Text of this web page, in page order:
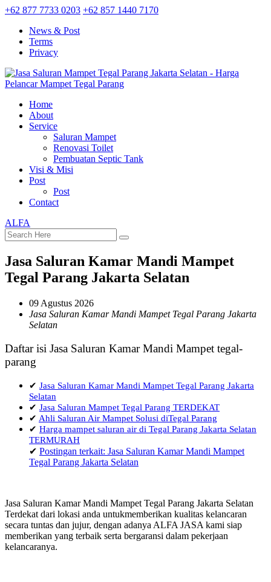
+62 877 7733 0203 +62 857 1440 7170
News & Post
Terms
Privacy
Home
About
Service
Saluran Mampet
Renovasi Toilet
Pembuatan Septic Tank
Visi & Misi
Post
Post
Contact
ALFA
Jasa Saluran Kamar Mandi Mampet
Tegal Parang Jakarta Selatan
09 Agustus 2026
Jasa Saluran Kamar Mandi Mampet Tegal Parang Jakarta
Selatan
Daftar isi Jasa Saluran Kamar Mandi Mampet tegal-
parang
✔ Jasa Saluran Kamar Mandi Mampet Tegal Parang Jakarta
Selatan
✔ Jasa Saluran Mampet Tegal Parang TERDEKAT
✔ Ahli Saluran Air Mampet Solusi diTegal Parang
✔ Harga mampet saluran air di Tegal Parang Jakarta Selatan
TERMURAH
✔ Postingan terkait: Jasa Saluran Kamar Mandi Mampet
Tegal Parang Jakarta Selatan
Jasa Saluran Kamar Mandi Mampet Tegal Parang Jakarta Selatan
Terdekat dari lokasi anda untukmemberikan kualitas kelancaran
secara tuntas dan jujur, dengan adanya ALFA JASA kami siap
memberikan yang terbaik serta bergaransi dalam pekerjaan
kelancaranya.